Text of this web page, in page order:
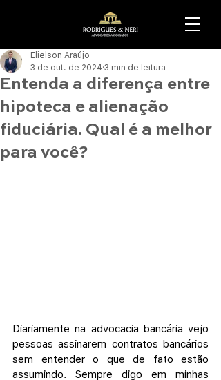
Entenda a diferença entre
hipoteca e alienação
fiduciária. Qual é a melhor
para você?
Elielson Araújo
3 de out. de 2024 3 min de leitura
Diariamente na advocacia bancária vejo
pessoas assinarem contratos bancários
sem entender o que de fato estão
assumindo. Sempre digo em minhas